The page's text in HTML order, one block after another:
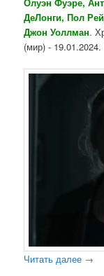
ДеЛонги, Пол
Джон Уоллман.
(мир) -
Читать далее →